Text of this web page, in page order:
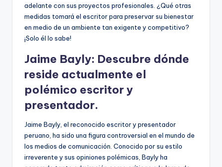
adelante con sus proyectos profesionales. ¿Qué otras
medidas tomará el escritor para preservar su bienestar
en medio de un ambiente tan exigente y competitivo?
¡Solo él lo sabe!
Jaime Bayly: Descubre dónde
reside actualmente el
polémico escritor y
presentador.
Jaime Bayly, el reconocido escritor y presentador
peruano, ha sido una figura controversial en el mundo de
los medios de comunicación. Conocido por su estilo
irreverente y sus opiniones polémicas, Bayly ha